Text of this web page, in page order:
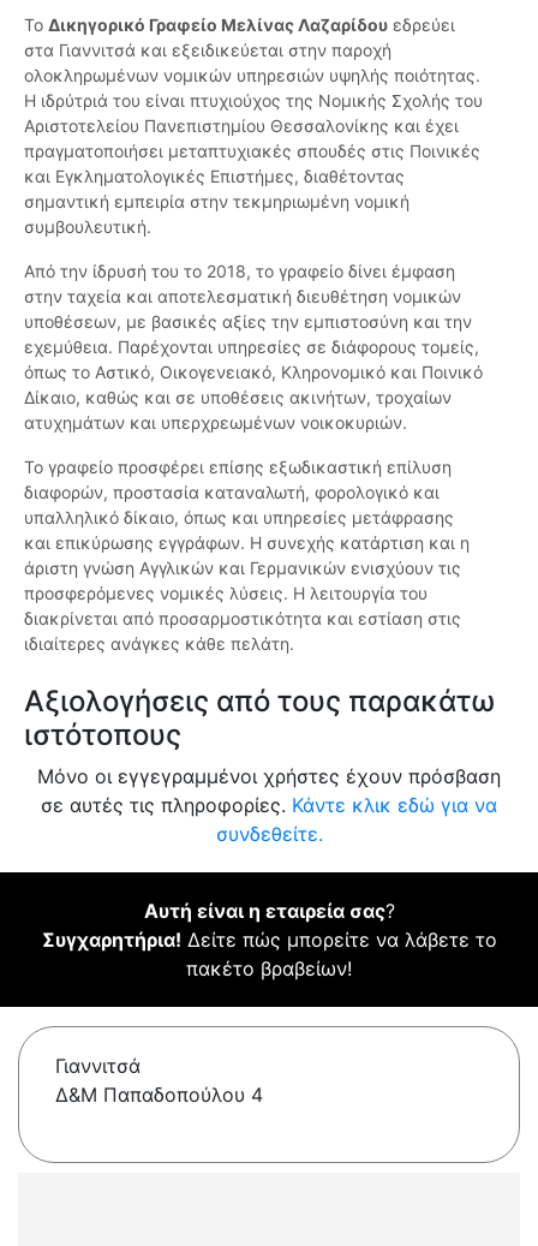
Το Δικηγορικό Γραφείο Μελίνας Λαζαρίδου εδρεύει
στα Γιαννιτσά και εξειδικεύεται στην παροχή
ολοκληρωμένων νομικών υπηρεσιών υψηλής ποιότητας.
Η ιδρύτριά του είναι πτυχιούχος της Νομικής Σχολής του
Αριστοτελείου Πανεπιστημίου Θεσσαλονίκης και έχει
πραγματοποιήσει μεταπτυχιακές σπουδές στις Ποινικές
και Εγκληματολογικές Επιστήμες, διαθέτοντας
σημαντική εμπειρία στην τεκμηριωμένη νομική
συμβουλευτική.
Από την ίδρυσή του το 2018, το γραφείο δίνει έμφαση
στην ταχεία και αποτελεσματική διευθέτηση νομικών
υποθέσεων, με βασικές αξίες την εμπιστοσύνη και την
εχεμύθεια. Παρέχονται υπηρεσίες σε διάφορους τομείς,
όπως το Αστικό, Οικογενειακό, Κληρονομικό και Ποινικό
Δίκαιο, καθώς και σε υποθέσεις ακινήτων, τροχαίων
ατυχημάτων και υπερχρεωμένων νοικοκυριών.
Το γραφείο προσφέρει επίσης εξωδικαστική επίλυση
διαφορών, προστασία καταναλωτή, φορολογικό και
υπαλληλικό δίκαιο, όπως και υπηρεσίες μετάφρασης
και επικύρωσης εγγράφων. Η συνεχής κατάρτιση και η
άριστη γνώση Αγγλικών και Γερμανικών ενισχύουν τις
προσφερόμενες νομικές λύσεις. Η λειτουργία του
διακρίνεται από προσαρμοστικότητα και εστίαση στις
ιδιαίτερες ανάγκες κάθε πελάτη.
Αξιολογήσεις από τους παρακάτω
ιστότοπους
Μόνο οι εγγεγραμμένοι χρήστες έχουν πρόσβαση
σε αυτές τις πληροφορίες. Κάντε κλικ εδώ για να
συνδεθείτε.
Αυτή είναι η εταιρεία σας?
Συγχαρητήρια! Δείτε πώς μπορείτε να λάβετε το
πακέτο βραβείων!
Γιαννιτσά
Δ&Μ Παπαδοπούλου 4